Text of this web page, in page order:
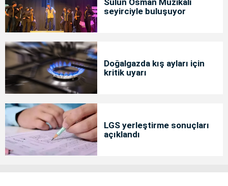
Sülün Osman Müzikali
seyirciyle buluşuyor
Doğalgazda kış ayları için
kritik uyarı
LGS yerleştirme sonuçları
açıklandı